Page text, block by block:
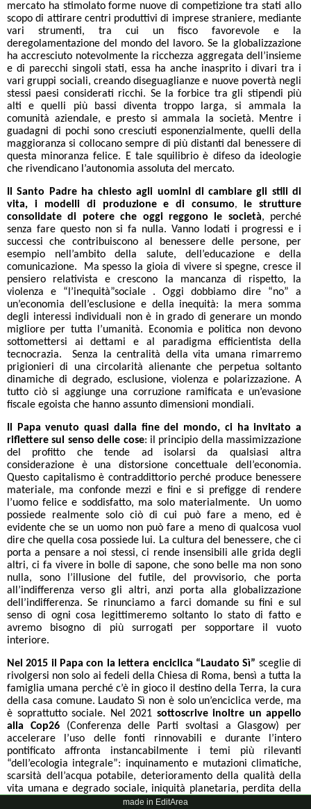
mercato ha stimolato forme nuove di competizione tra stati allo
scopo di attirare centri produttivi di imprese straniere, mediante
vari strumenti, tra cui un fisco favorevole e la
deregolamentazione del mondo del lavoro. Se la globalizzazione
ha accresciuto notevolmente la ricchezza aggregata dell’insieme
e di parecchi singoli stati, essa ha anche inasprito i divari tra i
vari gruppi sociali, creando diseguaglianze e nuove povertà negli
stessi paesi considerati ricchi. Se la forbice tra gli stipendi più
alti e quelli più bassi diventa troppo larga, si ammala la
comunità aziendale, e presto si ammala la società. Mentre i
guadagni di pochi sono cresciuti esponenzialmente, quelli della
maggioranza si collocano sempre di più distanti dal benessere di
questa minoranza felice. E tale squilibrio è difeso da ideologie
che rivendicano l’autonomia assoluta del mercato.
Il Santo Padre ha chiesto agli uomini di cambiare gli stili di
vita, i modelli di produzione e di consumo,
le strutture
consolidate di potere che oggi reggono le società, perché
senza fare questo non si fa nulla. Vanno lodati i progressi e i
successi che contribuiscono al benessere delle persone, per
esempio nell’ambito della salute, dell’educazione e della
comunicazione. Ma spesso la gioia di vivere si spegne, cresce il
pensiero relativista e crescono la mancanza di rispetto, la
violenza e “l’inequità”sociale . Oggi dobbiamo dire “no” a
un’economia dell’esclusione e della inequità: la mera somma
degli interessi individuali non è in grado di generare un mondo
migliore per tutta l’umanità. Economia e politica non devono
sottomettersi ai dettami e al paradigma efficientista della
tecnocrazia. Senza la centralità della vita umana rimarremo
prigionieri di una circolarità alienante che perpetua soltanto
dinamiche di degrado, esclusione, violenza e polarizzazione. A
tutto ciò si aggiunge una corruzione ramificata e un’evasione
fiscale egoista che hanno assunto dimensioni mondiali.
Il Papa venuto quasi dalla fine del mondo, ci ha invitato a
riflettere sul senso delle cose: il principio della massimizzazione
del profitto che tende ad isolarsi da qualsiasi altra
considerazione è una distorsione concettuale dell’economia.
Questo capitalismo è contraddittorio perché produce benessere
materiale, ma confonde mezzi e fini e si prefigge di rendere
l’uomo felice e soddisfatto, ma solo materialmente. Un uomo
possiede realmente solo ciò di cui può fare a meno, ed è
evidente che se un uomo non può fare a meno di qualcosa vuol
dire che quella cosa possiede lui. La cultura del benessere, che ci
porta a pensare a noi stessi, ci rende insensibili alle grida degli
altri, ci fa vivere in bolle di sapone, che sono belle ma non sono
nulla, sono l’illusione del futile, del provvisorio, che porta
all’indifferenza verso gli altri, anzi porta alla globalizzazione
dell’indifferenza. Se rinunciamo a farci domande su fini e sul
senso di ogni cosa legittimeremo soltanto lo stato di fatto e
avremo bisogno di più surrogati per sopportare il vuoto
interiore.
Nel 2015 il Papa con la lettera enciclica “Laudato Sì” sceglie di
rivolgersi non solo ai fedeli della Chiesa di Roma, bensì a tutta la
famiglia umana perché c’è in gioco il destino della Terra, la cura
della casa comune. Laudato Sì non è solo un’enciclica verde, ma
è soprattutto sociale. Nel 2021 sottoscrive inoltre un appello
alla Cop26(Conferenza delle Parti svoltasi a Glasgow) per
accelerare l’uso delle fonti rinnovabili e durante l’intero
pontificato affronta instancabilmente i temi più rilevanti
“dell’ecologia integrale”: inquinamento e mutazioni climatiche,
scarsità dell’acqua potabile, deterioramento della qualità della
vita umana e degrado sociale, iniquità planetaria, perdita della
biodiversità, perdita dei ghiacciai, innalzamento del livello dei
made in EditArea